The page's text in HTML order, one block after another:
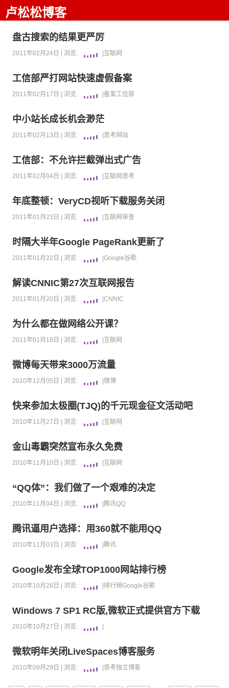
卢松松博客
盘古搜索的结果更严厉
2011年02月24日 | 浏览: 互联网
工信部严打网站快速虚假备案
2011年02月17日 | 浏览: |备案工信部
中小站长成长机会渺茫
2011年02月13日 | 浏览: 思考 网站
工信部：不允许拦截弹出式广告
2011年02月04日 | 浏览: 互联网 思考
年底整顿：VeryCD视听下载服务关闭
2011年01月23日 | 浏览: 互联网 审查
时隔大半年Google PageRank更新了
2011年01月22日 | 浏览: |Google谷歌
解读CNNIC第27次互联网报告
2011年01月20日 | 浏览: |CNNIC
为什么都在做网络公开课？
2011年01月18日 | 浏览: 互联网
微博每天带来3000万流量
2010年12月05日 | 浏览: |微博
快来参加太极圈(TJQ)的千元现金征文活动吧
2010年11月27日 | 浏览: 互联网
金山毒霸突然宣布永久免费
2010年11月10日 | 浏览: 互联网
“QQ体”：我们做了一个艰难的决定
2010年11月04日 | 浏览: |腾讯QQ
腾讯逼用户选择：用360就不能用QQ
2010年11月03日 | 浏览: |腾讯
Google发布全球TOP1000网站排行榜
2010年10月28日 | 浏览: |排行榜Google谷歌
Windows 7 SP1 RC版,微软正式提供官方下载
2010年10月27日 | 浏览:
微软明年关闭LiveSpaces博客服务
2010年09月29日 | 浏览: 思考独立博客